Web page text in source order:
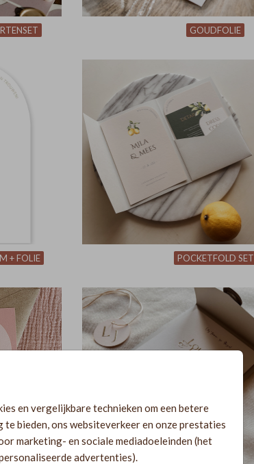
en vergelijkbare technieken om een betere
bieden, ons websiteverkeer en onze prestaties
marketing- en sociale mediadoeleinden (het
advertenties).
GOUDFOLIE
+ FOLIE POCKETFOLD SET